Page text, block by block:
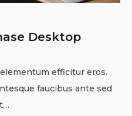
Desktop
efficitur eros.
faucibus ante sed